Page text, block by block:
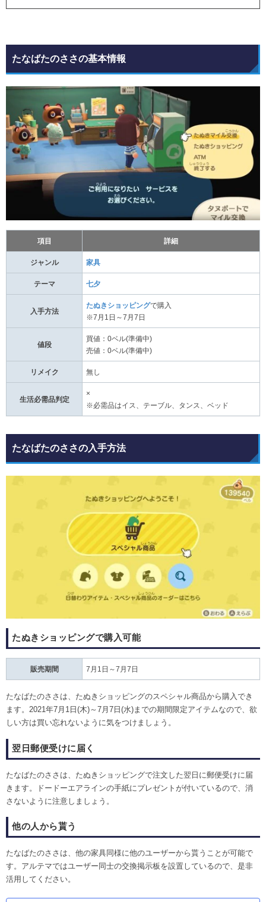
たなばたのささの基本情報
項目 詳細
ジャンル 家具
テーマ 七夕
入手方法
たぬきショッピングで購入
※7月1日～7月7日
値段
買値：0ベル(準備中)
売値：0ベル(準備中)
リメイク 無し
生活必需品判定
×
※必需品はイス、テーブル、タンス、ベッド
たなばたのささの入手方法
たぬきショッピングで購入可能
販売期間 7月1日～7月7日
たなばたのささは、たぬきショッピングのスペシャル商品から購入でき
ます。2021年7月1日(木)～7月7日(水)までの期間限定アイテムなので、欲
しい方は買い忘れないように気をつけましょう。
翌日郵便受けに届く
たなばたのささは、たぬきショッピングで注文した翌日に郵便受けに届
きます。ドードーエアラインの手紙にプレゼントが付いているので、消
さないように注意しましょう。
他の人から貰う
たなばたのささは、他の家具同様に他のユーザーから貰うことが可能で
す。アルテマではユーザー同士の交換掲示板を設置しているので、是非
活用してください。